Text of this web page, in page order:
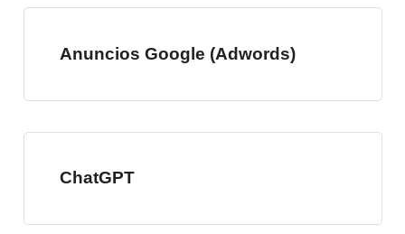
Anuncios Google (Adwords)
ChatGPT